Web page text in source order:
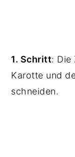
1. Schritt: Die
Karotte und
schneiden.